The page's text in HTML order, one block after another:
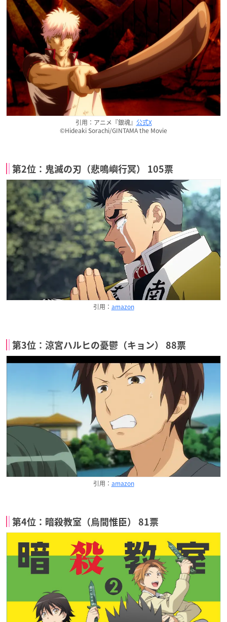
引用：アニメ『銀魂』 公式X
©Hideaki Sorachi/GINTAMA the Movie
第2位：鬼滅の刃（悲鳴嶼行冥） 105票
引用： amazon
第3位：涼宮ハルヒの憂鬱（キョン） 88票
引用： amazon
第4位：暗殺教室（烏間惟臣） 81票